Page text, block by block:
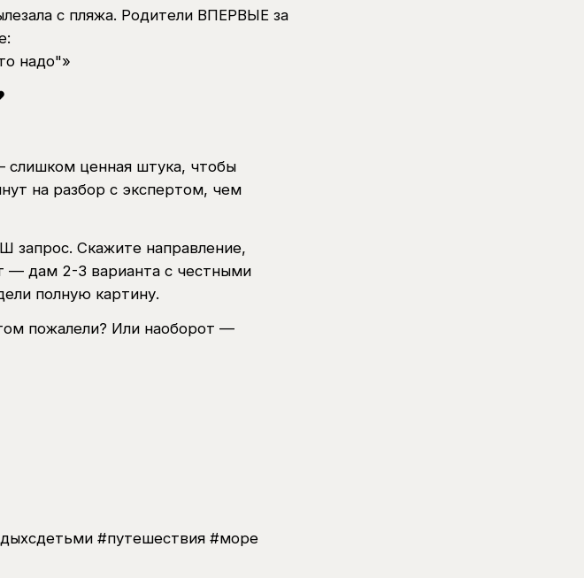
с пляжа. Родители ВПЕРВЫЕ за
надо"»
ценная штука, чтобы
на разбор с экспертом, чем
запрос. Скажите направление,
— дам 2-3 варианта с честными
полную картину.
пожалели? Или наоборот —
#путешествия #море